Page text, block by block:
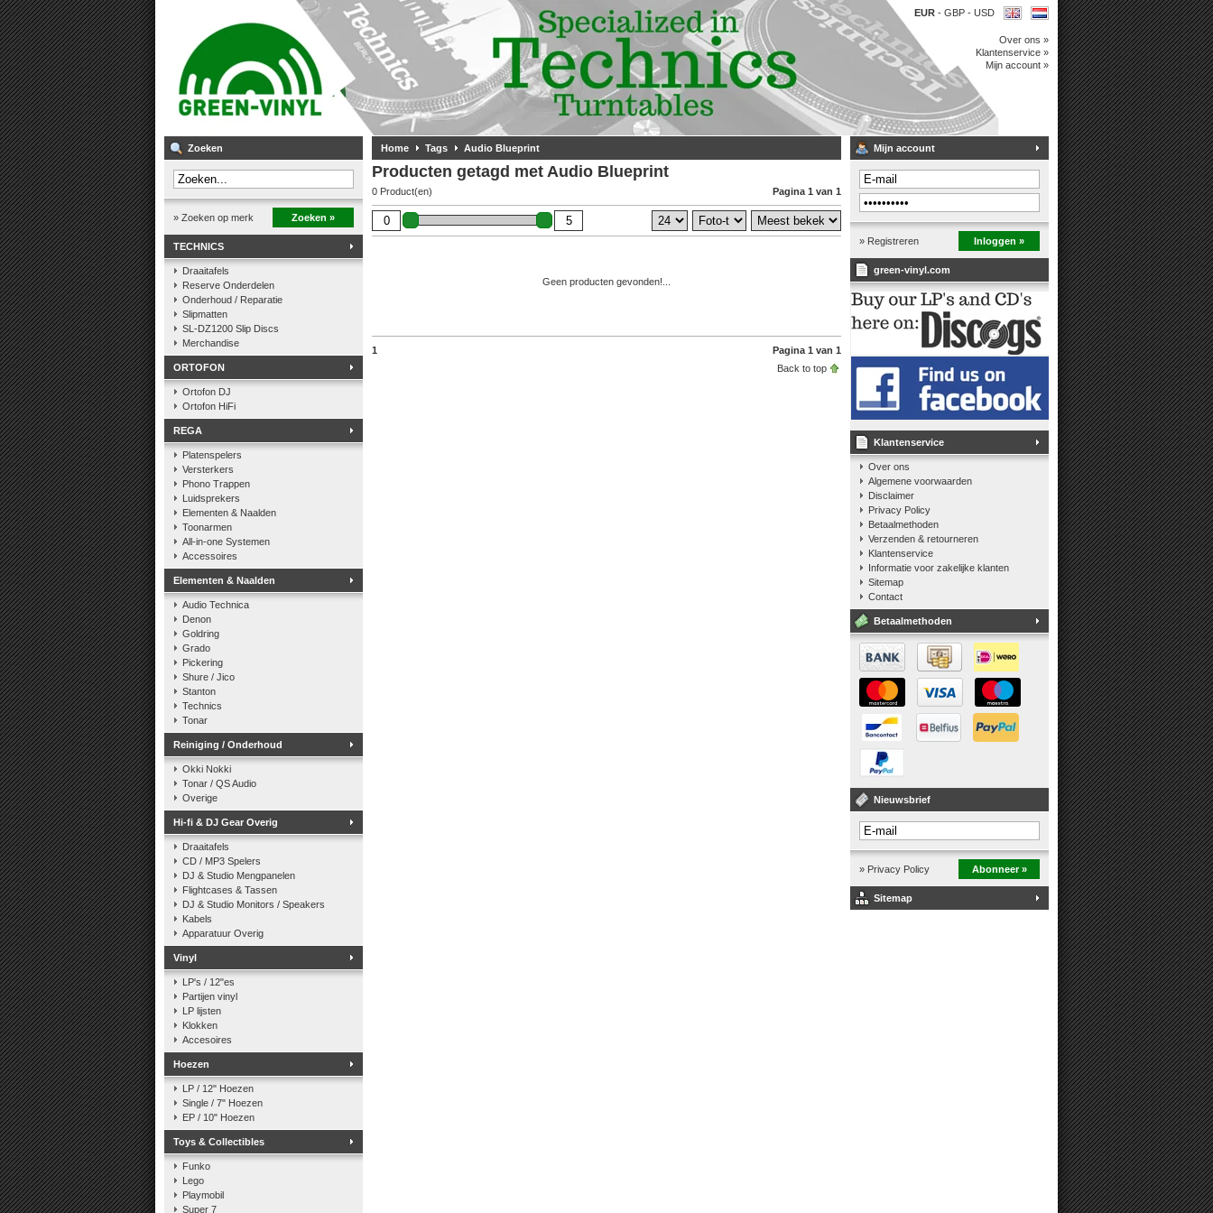
EUR - GBP - USD
Over ons »
Klantenservice »
Mijn account »
Zoeken
» Zoeken op merk Zoeken »
TECHNICS
Draaitafels
Reserve Onderdelen
Onderhoud / Reparatie
Slipmatten
SL-DZ1200 Slip Discs
Merchandise
ORTOFON
Ortofon DJ
Ortofon HiFi
REGA
Platenspelers
Versterkers
Phono Trappen
Luidsprekers
Elementen & Naalden
Toonarmen
All-in-one Systemen
Accessoires
Elementen & Naalden
Audio Technica
Denon
Goldring
Grado
Pickering
Shure / Jico
Stanton
Technics
Tonar
Reiniging / Onderhoud
Okki Nokki
Tonar / QS Audio
Overige
Hi-fi & DJ Gear Overig
Draaitafels
CD / MP3 Spelers
DJ & Studio Mengpanelen
Flightcases & Tassen
DJ & Studio Monitors / Speakers
Kabels
Apparatuur Overig
Vinyl
LP's / 12"es
Partijen vinyl
LP lijsten
Klokken
Accesoires
Hoezen
LP / 12" Hoezen
Single / 7" Hoezen
EP / 10" Hoezen
Toys & Collectibles
Funko
Lego
Playmobil
Super 7
Home Tags Audio Blueprint
Producten getagd met Audio Blueprint
0 Product(en) Pagina 1 van 1
Geen producten gevonden!...
1
Pagina 1 van 1
Back to top
Mijn account
» Registreren Inloggen »
green-vinyl.com
Klantenservice
Over ons
Algemene voorwaarden
Disclaimer
Privacy Policy
Betaalmethoden
Verzenden & retourneren
Klantenservice
Informatie voor zakelijke klanten
Sitemap
Contact
Betaalmethoden
Nieuwsbrief
» Privacy Policy Abonneer »
Sitemap